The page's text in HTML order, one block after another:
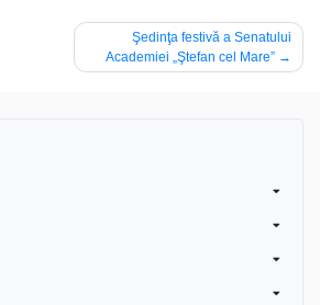
Şedinţa festivă a Senatului
Academiei „Ştefan cel Mare”